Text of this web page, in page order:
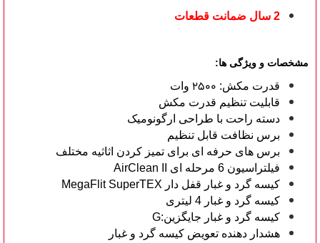
2 سال ضمانت قطعات
مشخصات و ویژگی ها:
قدرت مکش: 2500 وات
قابلیت تنظیم قدرت مکش
دسته راحت با طراحی ارگونومیک
برس نظافت قابل تنظیم
برس های حرفه ای برای تمیز کردن اثاثیه مختلف
فیلتراسیون 6 مرحله ای AirClean II
کیسه گرد و غبار قفل دار MegaFlit SuperTEX
کیسه گرد و غبار 4 لیتری
کیسه گرد و غبار جایگزین:G
هشدار دهنده تعویض کیسه گرد و غبار